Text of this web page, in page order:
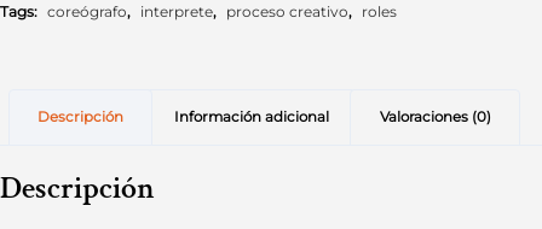
Tags: coreógrafo, interprete, proceso creativo, roles
Descripción Información adicional Valoraciones (0)
Descripción